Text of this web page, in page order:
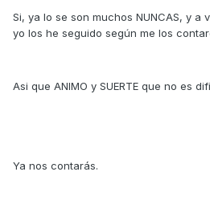
Si, ya lo se son muchos NUNCAS, y a
yo los he seguido según me los
Asi que ANIMO y SUERTE que no es
Ya nos contarás.